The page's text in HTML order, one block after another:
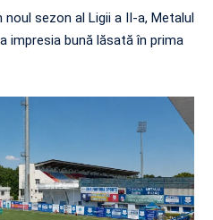
sezon al Ligii a II-a, Metalul
impresia bună lăsată în prima